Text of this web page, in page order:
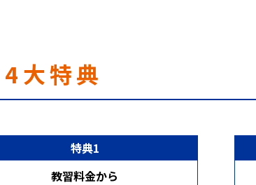
4大特典
特典1
教習料金から